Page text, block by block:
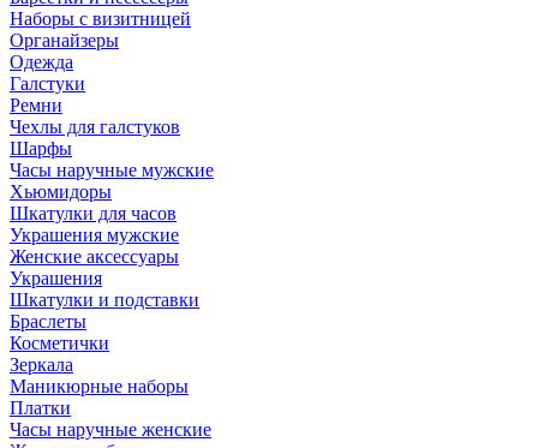
Наборы с визитницей
Органайзеры
Одежда
Галстуки
Ремни
Чехлы для галстуков
Шарфы
Часы наручные мужские
Хьюмидоры
Шкатулки для часов
Украшения мужские
Женские аксессуары
Украшения
Шкатулки и подставки
Браслеты
Косметички
Зеркала
Маникюрные наборы
Платки
Часы наручные женские